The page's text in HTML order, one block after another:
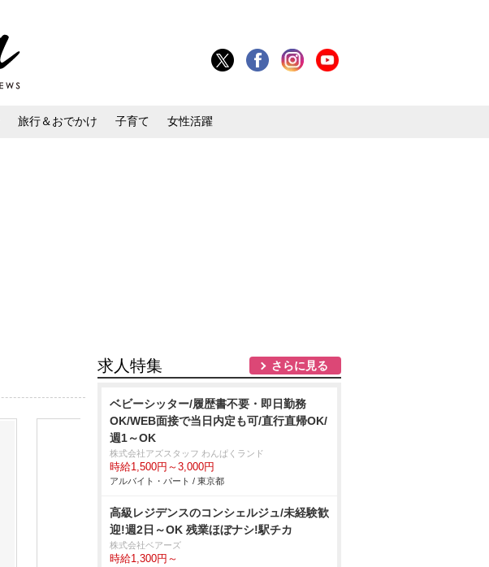
旅行＆おでかけ 子育て 女性活躍
求人特集 さらに見る
ベビーシッター/履歴書不要・即日勤務
OK/WEB面接で当日内定も可/直行直帰OK/
週1～OK
株式会社アズスタッフ わんぱくランド
時給1,500円～3,000円
アルバイト・パート / 東京都
高級レジデンスのコンシェルジュ/未経験歓
迎!週2日～OK 残業ほぼナシ!駅チカ
株式会社ベアーズ
時給1,300円～